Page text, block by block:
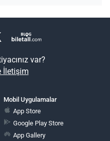
var?
İletişim
Mobil Uygulamalar
App Store
Google Play Store
App Gallery